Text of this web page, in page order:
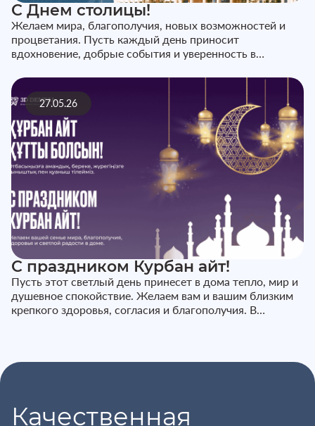
С Днем столицы!
Желаем мира, благополучия, новых возможностей и
процветания. Пусть каждый день приносит
вдохновение, добрые события и уверенность в
27.05.26
С праздником Курбан айт!
Пусть этот светлый день принесет в дома тепло, мир и
душевное спокойствие. Желаем вам и вашим близким
крепкого здоровья, согласия и благополучия. В
Качественная